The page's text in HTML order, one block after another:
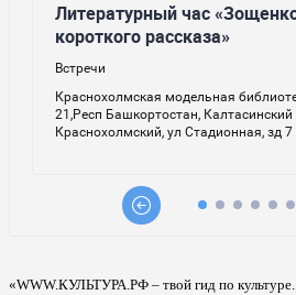
«WWW.КУЛЬТУРА.РФ – твой гид по культуре.